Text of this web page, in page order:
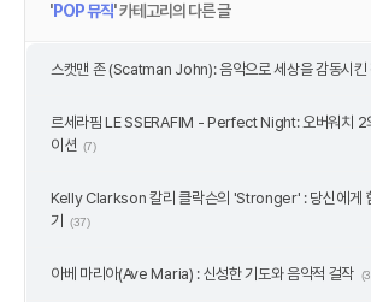
'POP 뮤직' 카테고리의 다른 글
스캣맨 존 (Scatman John): 음악으로 세상을 감동시킨
르세라핌 LE SSERAFIM - Perfect Night: 오버워치 2
이션 (7)
Kelly Clarkson 칼리 클락슨의 'Stronger' : 당신에게
기
(37)
아베 마리아(Ave Maria) : 신성한 기도와 음악적 걸작